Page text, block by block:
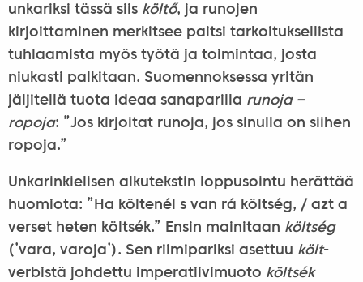
unkariksi tässä siis költő, ja runojen
kirjoittaminen merkitsee paitsi tarkoituksellista
tuhlaamista myös työtä ja toimintaa, josta
niukasti palkitaan. Suomennoksessa yritän
jäljitellä tuota ideaa sanaparilla runoja –
ropoja: ”Jos kirjoitat runoja, jos sinulla on siihen
ropoja.”
Unkarinkielisen alkutekstin loppusointu herättää
huomiota: ”Ha költenél s van rá költség, / azt a
verset heten költsék.” Ensin mainitaan költség
(’vara, varoja’). Sen riimipariksi asettuu költ-
verbistä johdettu imperatiivimuoto költsék